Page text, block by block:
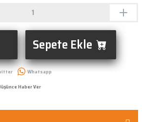
Sepete Ekle
Whatsapp
Haber Ver